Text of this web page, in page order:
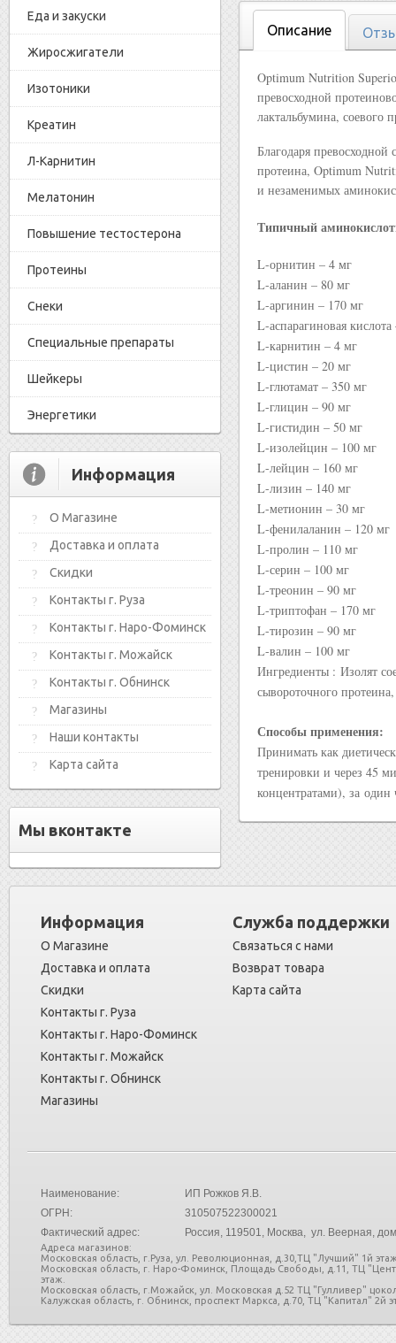
Еда и закуски
Жиросжигатели
Изотоники
Креатин
Л-Карнитин
Мелатонин
Повышение тестостерона
Протеины
Снеки
Специальные препараты
Шейкеры
Энергетики
Информация
О Магазине
Доставка и оплата
Скидки
Контакты г. Руза
Контакты г. Наро-Фоминск
Контакты г. Можайск
Контакты г. Обнинск
Магазины
Наши контакты
Карта сайта
Мы вконтакте
Описание
Optimum Nutrition
превосходной
лактальбумина, соевого
Благодаря
протеина, Optimum
и незаменимых
Типичный
L-орнитин – 4 мг
L-аланин – 80 мг
L-аргинин – 170 мг
L-аспарагиновая
L-карнитин – 4 мг
L-цистин – 20 мг
L-глютамат – 350 мг
L-глицин – 90 мг
L-гистидин – 50 мг
L-изолейцин – 100 мг
L-лейцин – 160 мг
L-лизин – 140 мг
L-метионин – 30 мг
L-фенилаланин – 120 мг
L-пролин – 110 мг
L-серин – 100 мг
L-треонин – 90 мг
L-триптофан – 170 мг
L-тирозин – 90 мг
L-валин – 100 мг
Ингредиенты : Изолят
сывороточного
Способы применения:
Принимать как
тренировки и через 45
концентратами), за
Информация
О Магазине
Доставка и оплата
Скидки
Контакты г. Руза
Контакты г. Наро-Фоминск
Контакты г. Можайск
Контакты г. Обнинск
Магазины
Служба поддержки
Связаться с нами
Возврат товара
Карта сайта
Наименование:
ИП Рожков Я.В.
ОГРН:
310507522300021
Фактический адрес:
Россия, 119501, Москва, ул. Веерная,
Адреса магазинов:
Московская область, г.Руза, ул. Революционная, д.30,ТЦ "Лучший" 1й
Московская область, г. Наро-Фоминск, Площадь Свободы, д.11, ТЦ
этаж.
Московская область, г.Можайск, ул. Московская д.52 ТЦ "Гулливер"
Калужская область, г. Обнинск, проспект Маркса, д.70, ТЦ "Капитал" 2й